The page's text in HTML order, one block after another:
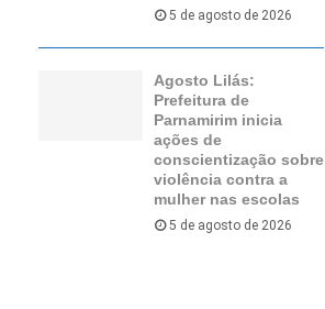
5 de agosto de 2026
Agosto Lilás:
Prefeitura de
Parnamirim inicia
ações de
conscientização sobre
violência contra a
mulher nas escolas
5 de agosto de 2026